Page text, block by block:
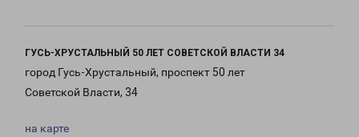
ГУСЬ-ХРУСТАЛЬНЫЙ 50 ЛЕТ СОВЕТСКОЙ ВЛАСТИ 34
город Гусь-Хрустальный, проспект 50 лет
Советской Власти, 34
на карте